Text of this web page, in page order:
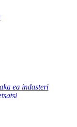
ea indasteri